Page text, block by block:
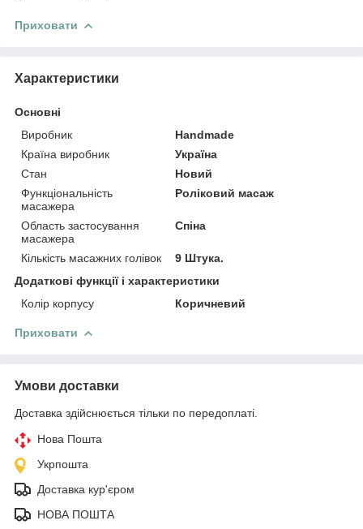
Приховати
Характеристики
Основні
Виробник
Handmade
Країна виробник
Україна
Стан
Новий
Функціональність
масажера
Роліковий масаж
Область застосування
масажера
Спіна
Кількість масажних голівок
9 Штука.
Додаткові функції і характеристики
Колір корпусу
Коричневий
Приховати
Умови доставки
Доставка здійснюється тільки по передоплаті.
Нова Пошта
Укрпошта
Доставка кур'єром
НОВА ПОШТА